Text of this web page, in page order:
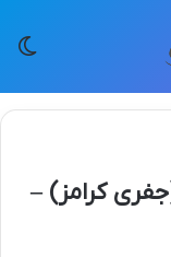
کرامز) –